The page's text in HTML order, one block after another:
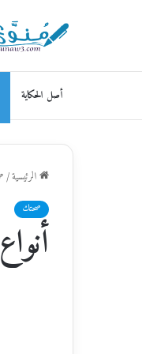
أصل الحكاية
الرئيسية/
صحتك